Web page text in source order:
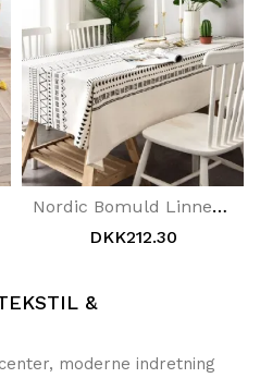
Nordic Bomuld Linned Geometrisk Dug
DKK212.30
&
moderne indretning